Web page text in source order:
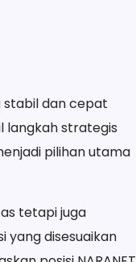
stabil dan cepat
langkah strategis
pilihan utama
tetapi juga
yang disesuaikan